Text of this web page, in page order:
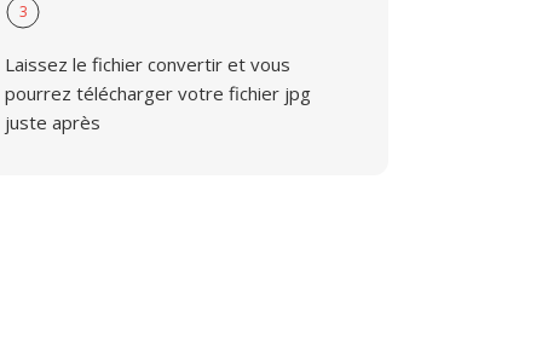
3
Laissez le fichier convertir et vous
pourrez télécharger votre fichier jpg
juste après